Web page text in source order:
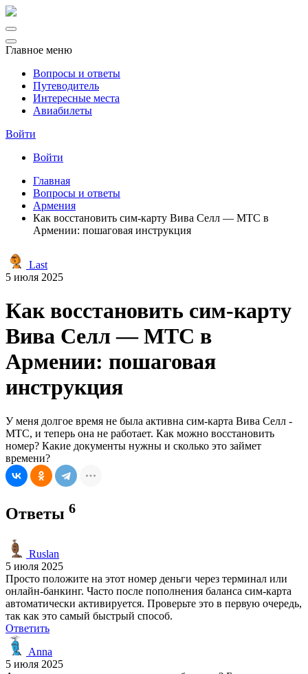
Главное меню
Вопросы и ответы
Путеводитель
Интересные места
Авиабилеты
Войти
Войти
Главная
Вопросы и ответы
Армения
Как восстановить сим-карту Вива Селл — МТС в
Армении: пошаговая инструкция
Last
5 июля 2025
Как восстановить сим-карту
Вива Селл — МТС в
Армении: пошаговая
инструкция
У меня долгое время не была активна сим-карта Вива Селл -
МТС, и теперь она не работает. Как можно восстановить
номер? Какие документы нужны и сколько это займет
времени?
Ответы 6
Ruslan
5 июля 2025
Просто положите на этот номер деньги через терминал или
онлайн-банкинг. Часто после пополнения баланса сим-карта
автоматически активируется. Проверьте это в первую очередь,
так как это самый быстрый способ.
Ответить
Anna
5 июля 2025